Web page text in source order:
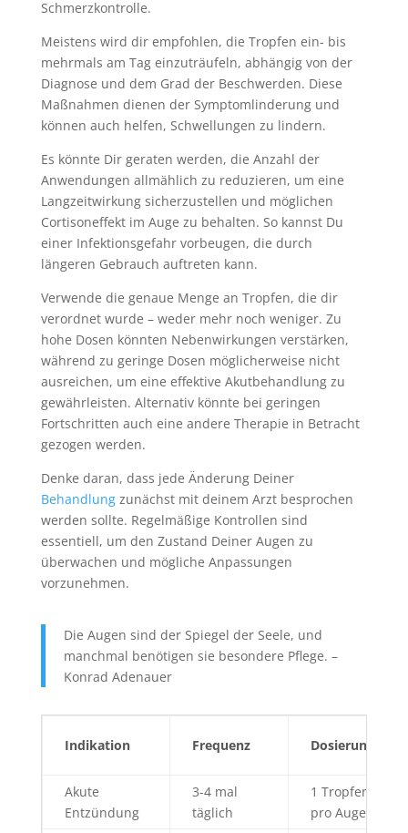
Schmerzkontrolle.
Meistens wird dir empfohlen, die Tropfen ein- bis
mehrmals am Tag einzuträufeln, abhängig von der
Diagnose und dem Grad der Beschwerden. Diese
Maßnahmen dienen der Symptomlinderung und
können auch helfen, Schwellungen zu lindern.
Es könnte Dir geraten werden, die Anzahl der
Anwendungen allmählich zu reduzieren, um eine
Langzeitwirkung sicherzustellen und möglichen
Cortisoneffekt im Auge zu behalten. So kannst Du
einer Infektionsgefahr vorbeugen, die durch
längeren Gebrauch auftreten kann.
Verwende die genaue Menge an Tropfen, die dir
verordnet wurde – weder mehr noch weniger. Zu
hohe Dosen könnten Nebenwirkungen verstärken,
während zu geringe Dosen möglicherweise nicht
ausreichen, um eine effektive Akutbehandlung zu
gewährleisten. Alternativ könnte bei geringen
Fortschritten auch eine andere Therapie in Betracht
gezogen werden.
Denke daran, dass jede Änderung Deiner
Behandlungzunächst mit deinem Arzt besprochen
werden sollte. Regelmäßige Kontrollen sind
essentiell, um den Zustand Deiner Augen zu
überwachen und mögliche Anpassungen
vorzunehmen.
Die Augen sind der Spiegel der Seele, und
manchmal benötigen sie besondere Pflege. –
Konrad Adenauer
Indikation Frequenz Dosierung
Akute
Entzündung
3-4 mal
täglich
1 Tropfen
pro Auge